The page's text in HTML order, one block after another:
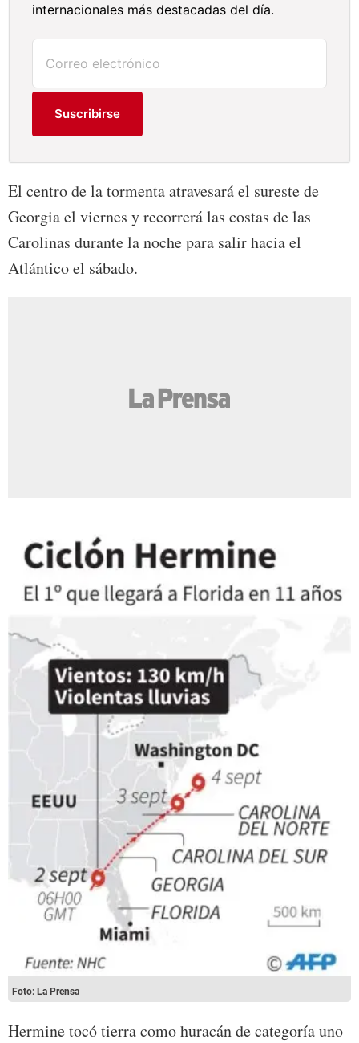
internacionales más destacadas del día.
Suscribirse
El centro de la tormenta atravesará el sureste de
Georgia el viernes y recorrerá las costas de las
Carolinas durante la noche para salir hacia el
Atlántico el sábado.
Foto: La Prensa
Hermine tocó tierra como huracán de categoría uno